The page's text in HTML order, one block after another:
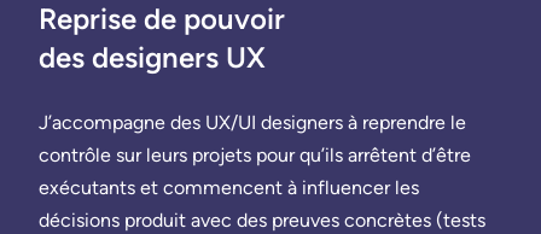
Reprise de pouvoir
des designers UX
J’accompagne des UX/UI designers à reprendre le
contrôle sur leurs projets pour qu’ils arrêtent d’être
exécutants et commencent à influencer les
décisions produit avec des preuves concrètes (tests